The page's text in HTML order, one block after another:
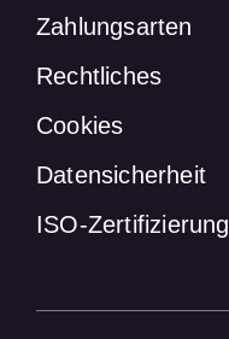
Zahlungsarten
Rechtliches
Cookies
Datensicherheit
ISO-Zertifizierung